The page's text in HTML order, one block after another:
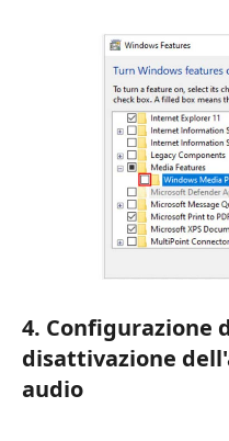
4. Configurazione
disattivazione
audio